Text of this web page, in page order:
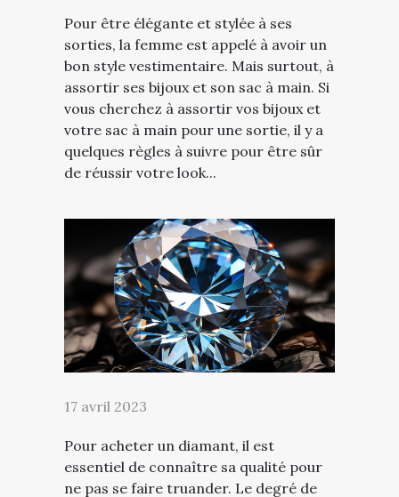
Pour être élégante et stylée à ses
sorties, la femme est appelé à avoir un
bon style vestimentaire. Mais surtout, à
assortir ses bijoux et son sac à main. Si
vous cherchez à assortir vos bijoux et
votre sac à main pour une sortie, il y a
quelques règles à suivre pour être sûr
de réussir votre look...
17 avril 2023
Pour acheter un diamant, il est
essentiel de connaître sa qualité pour
ne pas se faire truander. Le degré de